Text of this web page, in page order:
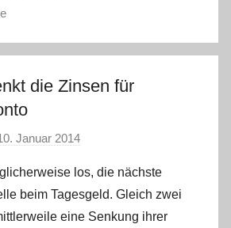
die Zinsen für
Januar 2014
n
L
a
los, die nächste
beim Tagesgeld. Gleich zwei
eine Senkung ihrer